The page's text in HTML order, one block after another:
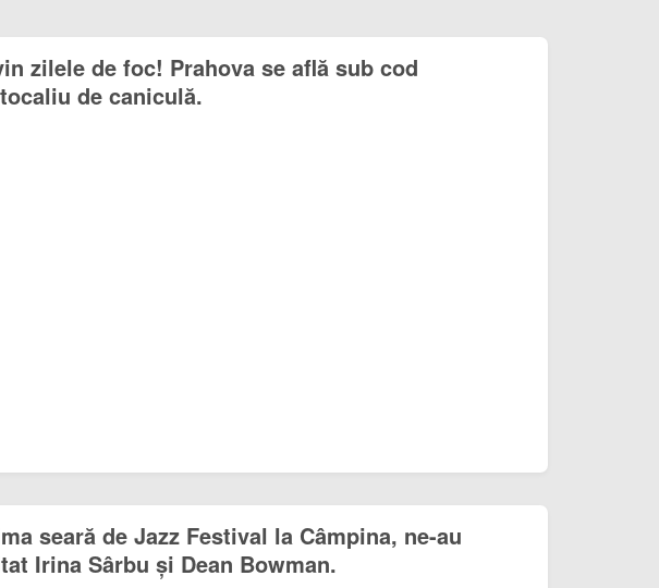
zilele de foc! Prahova se află sub cod
de caniculă.
seară de Jazz Festival la Câmpina, ne-au
Irina Sârbu și Dean Bowman.